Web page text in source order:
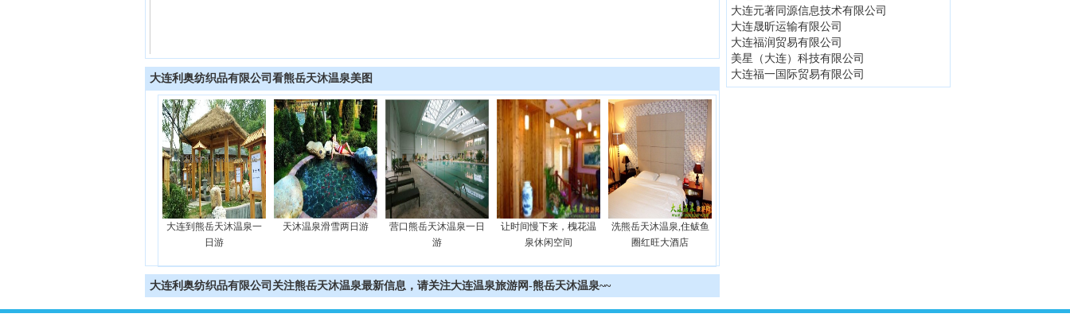
大连利奥纺织品有限公司看熊岳天沐温泉美图
大连到熊岳天沐温泉一
日游
天沐温泉滑雪两日游
营口熊岳天沐温泉一日
游
让时间慢下来，槐花温
泉休闲空间
洗熊岳天沐温泉,住鲅鱼
圈红旺大酒店
大连利奥纺织品有限公司关注熊岳天沐温泉最新信息，请关注大连温泉旅游网-熊岳天沐温泉~~
大连元著同源信息技术有限公司
大连晟昕运输有限公司
大连福润贸易有限公司
美星（大连）科技有限公司
大连福一国际贸易有限公司